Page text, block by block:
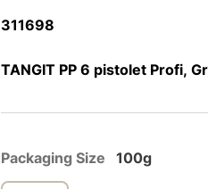
311698
TANGIT PP 6 pistolet Profi,
Packaging Size 100g